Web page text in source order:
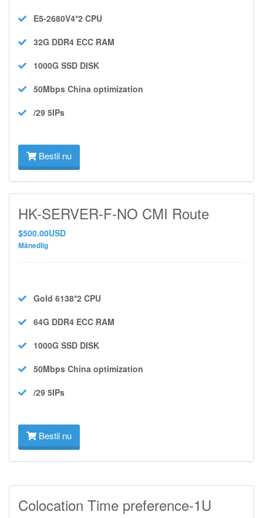
E5-2680V4*2 CPU
32G DDR4 ECC RAM
1000G SSD DISK
50Mbps China optimization
/29 5IPs
Bestil nu
HK-SERVER-F-NO CMI Route
$500.00USD
Månedlig
Gold 6138*2 CPU
64G DDR4 ECC RAM
1000G SSD DISK
50Mbps China optimization
/29 5IPs
Bestil nu
Colocation Time preference-1U